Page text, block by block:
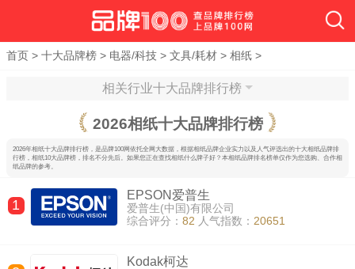
首页 > 十大品牌榜 > 电器/科技 > 文具/耗材 > 相纸 >
相关行业十大品牌排行榜
2026相纸十大品牌排行榜
2026年相纸十大品牌排行榜，是品牌100网依托全网大数据，根据相纸品牌企业实力以及人气评选出的十大相纸品牌排
行榜，相纸10大品牌榜，排名不分先后。如果您正在查找相纸什么牌子好？本相纸品牌排名榜单仅作为您选购、合作相
纸品牌的参考。
1
EPSON爱普生
爱普生(中国)有限公司
综合评分： 82 人气指数： 20651
Kodak柯达